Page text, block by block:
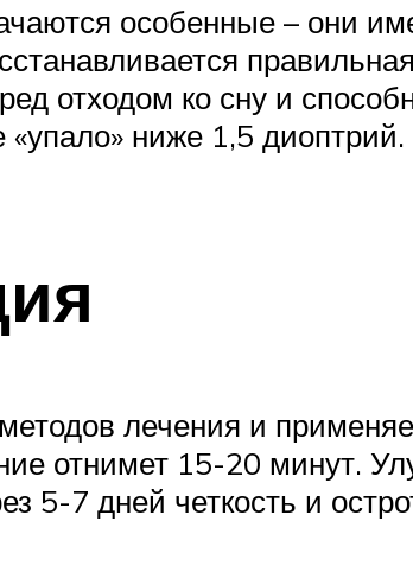
особенные – они
отходом ко сну и
«упало» ниже 1,5 диоптрий.
лечения и
отнимет 15-20 минут.
5-7 дней четкость и